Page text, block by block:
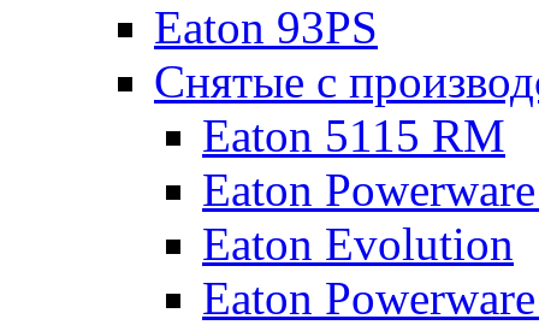
Eaton 93PS
Снятые с
Eaton 5115 RM
Eaton
Eaton Evolution
Eaton